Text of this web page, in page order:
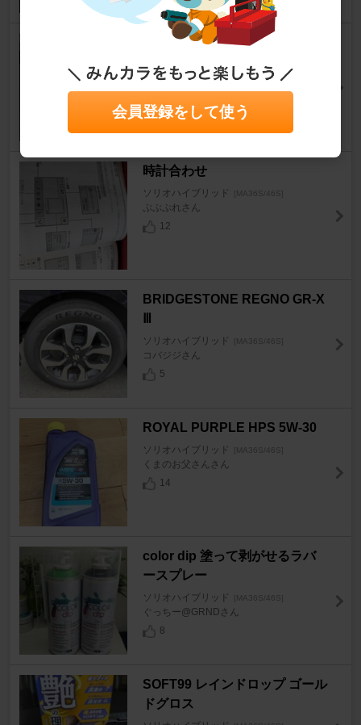
イグニッションコイルとプラグ
ソリオハイブリッド [MA36S/46S]
4
時計合わせ
ソリオハイブリッド [MA36S/46S]
ぷぷぷれさん
12
BRIDGESTONE REGNO GR-X
ソリオハイブリッド [MA36S/46S]
コバジジさん
5
ROYAL PURPLE HPS 5W-30
ソリオハイブリッド [MA36S/46S]
くまのお父さんさん
14
color dip 塗って剥がせるラバ
ースプレー
ソリオハイブリッド [MA36S/46S]
ぐっちー@GRNDさん
8
SOFT99 レインドロップ ゴール
ドグロス
会員登録をして使う